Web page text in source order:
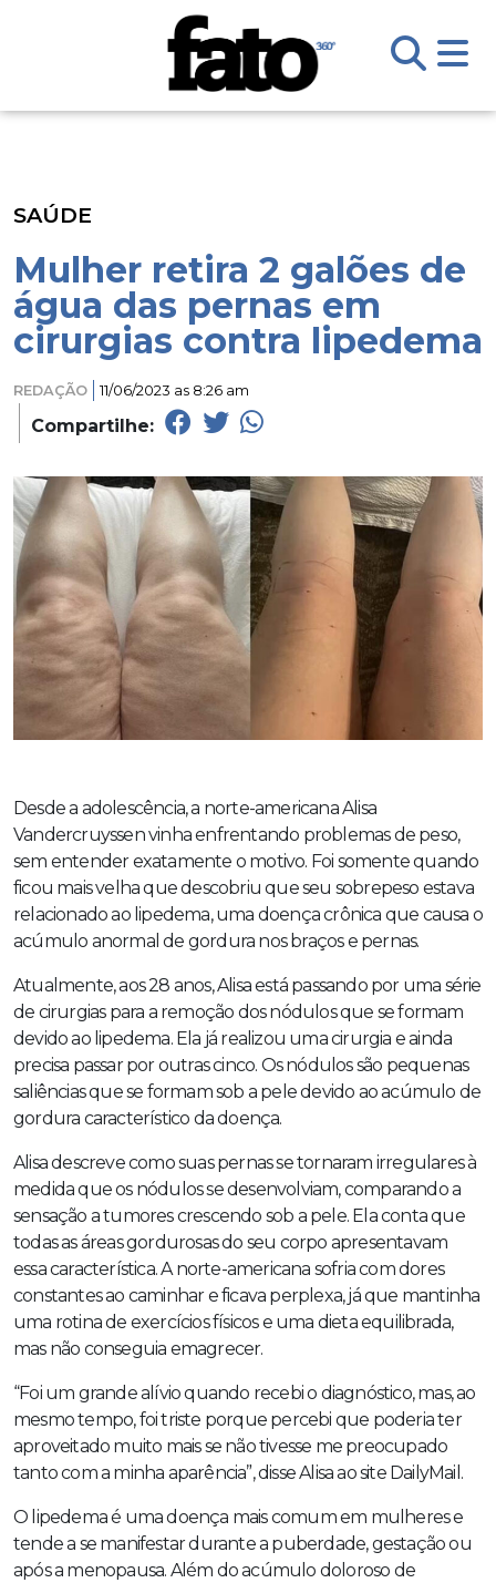
SAÚDE
Mulher retira 2 galões de
água das pernas em
cirurgias contra lipedema
REDAÇÃO 11/06/2023 as 8:26 am
Compartilhe:
Desde a adolescência, a norte-americana Alisa
Vandercruyssen vinha enfrentando problemas de peso,
sem entender exatamente o motivo. Foi somente quando
ficou mais velha que descobriu que seu sobrepeso estava
relacionado ao lipedema, uma doença crônica que causa o
acúmulo anormal de gordura nos braços e pernas.
Atualmente, aos 28 anos, Alisa está passando por uma série
de cirurgias para a remoção dos nódulos que se formam
devido ao lipedema. Ela já realizou uma cirurgia e ainda
precisa passar por outras cinco. Os nódulos são pequenas
saliências que se formam sob a pele devido ao acúmulo de
gordura característico da doença.
Alisa descreve como suas pernas se tornaram irregulares à
medida que os nódulos se desenvolviam, comparando a
sensação a tumores crescendo sob a pele. Ela conta que
todas as áreas gordurosas do seu corpo apresentavam
essa característica. A norte-americana sofria com dores
constantes ao caminhar e ficava perplexa, já que mantinha
uma rotina de exercícios físicos e uma dieta equilibrada,
mas não conseguia emagrecer.
“Foi um grande alívio quando recebi o diagnóstico, mas, ao
mesmo tempo, foi triste porque percebi que poderia ter
aproveitado muito mais se não tivesse me preocupado
tanto com a minha aparência”, disse Alisa ao site DailyMail.
O lipedema é uma doença mais comum em mulheres e
tende a se manifestar durante a puberdade, gestação ou
após a menopausa. Além do acúmulo doloroso de